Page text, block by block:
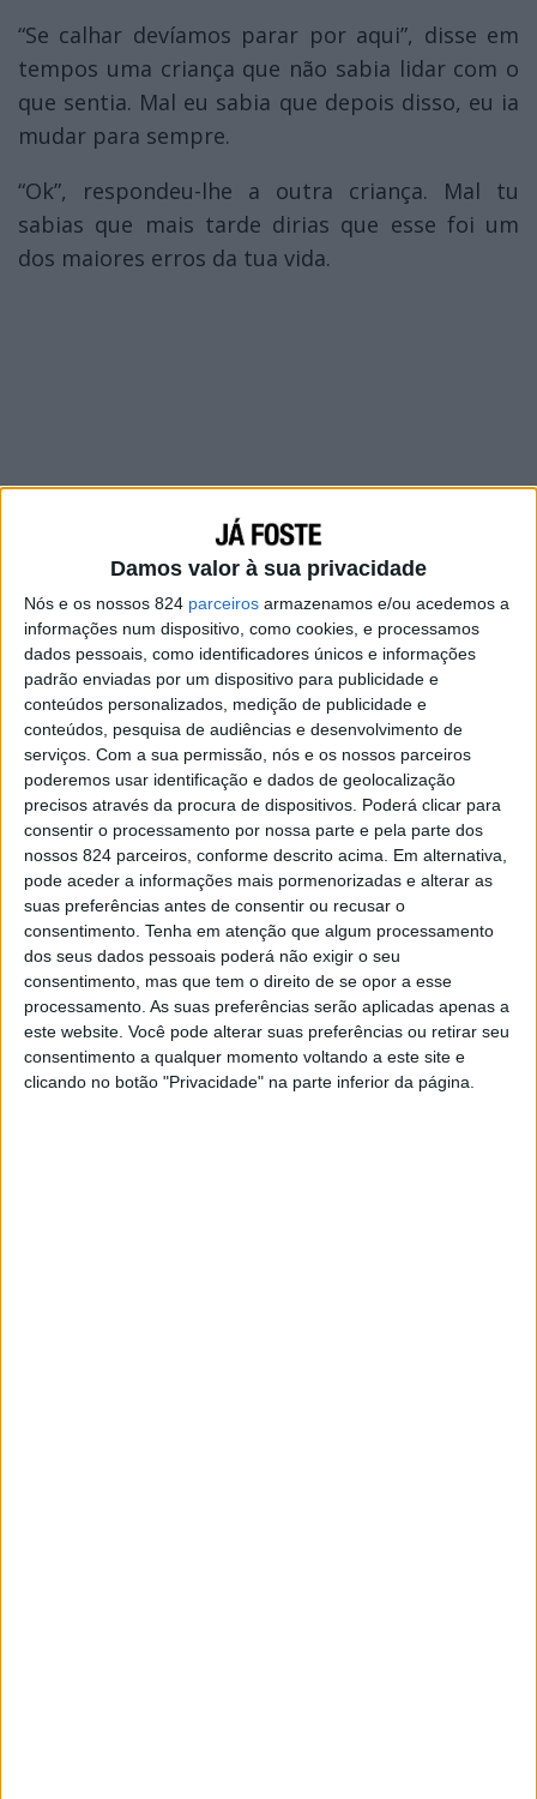
Damos valor à sua privacidade
Nós e os nossos 824 parceiros armazenamos e/ou acedemos a
informações num dispositivo, como cookies, e processamos
dados pessoais, como identificadores únicos e informações
padrão enviadas por um dispositivo para publicidade e
conteúdos personalizados, medição de publicidade e
conteúdos, pesquisa de audiências e desenvolvimento de
serviços. Com a sua permissão, nós e os nossos parceiros
poderemos usar identificação e dados de geolocalização
precisos através da procura de dispositivos. Poderá clicar para
consentir o processamento por nossa parte e pela parte dos
nossos 824 parceiros, conforme descrito acima. Em alternativa,
pode aceder a informações mais pormenorizadas e alterar as
suas preferências antes de consentir ou recusar o
consentimento. Tenha em atenção que algum processamento
dos seus dados pessoais poderá não exigir o seu
consentimento, mas que tem o direito de se opor a esse
processamento. As suas preferências serão aplicadas apenas a
este website. Você pode alterar suas preferências ou retirar seu
consentimento a qualquer momento voltando a este site e
clicando no botão "Privacidade" na parte inferior da página.
“Se calhar devíamos parar por aqui”, disse em
tempos uma criança que não sabia lidar com o
que sentia. Mal eu sabia que depois disso, eu ia
mudar para sempre.
“Ok”, respondeu-lhe a outra criança. Mal tu
sabias que mais tarde dirias que esse foi um
dos maiores erros da tua vida.
Eu sei que o que tivemos foi amor. Foi amor
muito tempo antes de começar e foi amor
muito tempo depois de acabar. Não quero dizer
que esse amor acabou, porque acho que o amor
nunca acaba. Ele apenas foi transformado.
Transformou-se numa lembrança. Tal como
muita gente, prendi-me muitas vezes ao